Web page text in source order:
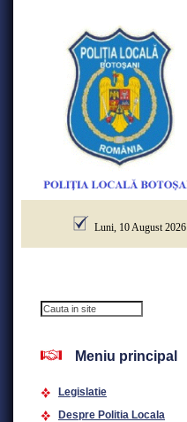
Luni, 10 August 2026
Meniu principal
Legislatie
Despre Politia Locala